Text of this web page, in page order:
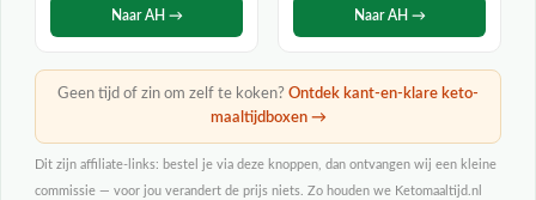
Naar AH → Naar AH →
Geen tijd of zin om zelf te koken? Ontdek kant-en-klare keto-
maaltijdboxen →
Dit zijn affiliate-links: bestel je via deze knoppen, dan ontvangen wij een kleine
commissie — voor jou verandert de prijs niets. Zo houden we Ketomaaltijd.nl